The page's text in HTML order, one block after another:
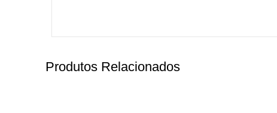
Produtos Relacionados